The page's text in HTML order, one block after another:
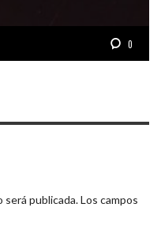
0
publicada.Los campos